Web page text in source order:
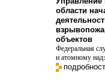
области
объектов
Федеральная
и атомному